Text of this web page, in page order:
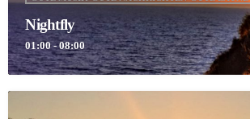
Nightfly
01:00 - 08:00